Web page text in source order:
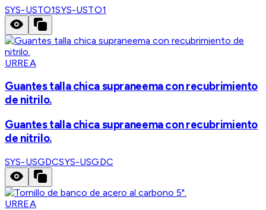
SYS-USTO1SYS-USTO1
URREA
Guantes talla chica supraneema con recubrimiento
de nitrilo.
Guantes talla chica supraneema con recubrimiento
de nitrilo.
SYS-USGDCSYS-USGDC
URREA